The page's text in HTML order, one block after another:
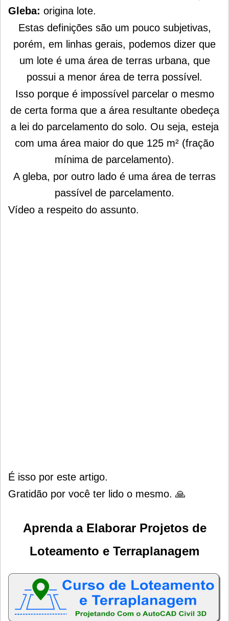
Gleba: origina lote.
Estas definições são um pouco subjetivas,
porém, em linhas gerais, podemos dizer que
um lote é uma área de terras urbana, que
possui a menor área de terra possível.
Isso porque é impossível parcelar o mesmo
de certa forma que a área resultante obedeça
a lei do parcelamento do solo. Ou seja, esteja
com uma área maior do que 125 m² (fração
mínima de parcelamento).
A gleba, por outro lado é uma área de terras
passível de parcelamento.
Vídeo a respeito do assunto.
É isso por este artigo.
Gratidão por você ter lido o mesmo. 🙏
Aprenda a Elaborar Projetos de
Loteamento e Terraplanagem